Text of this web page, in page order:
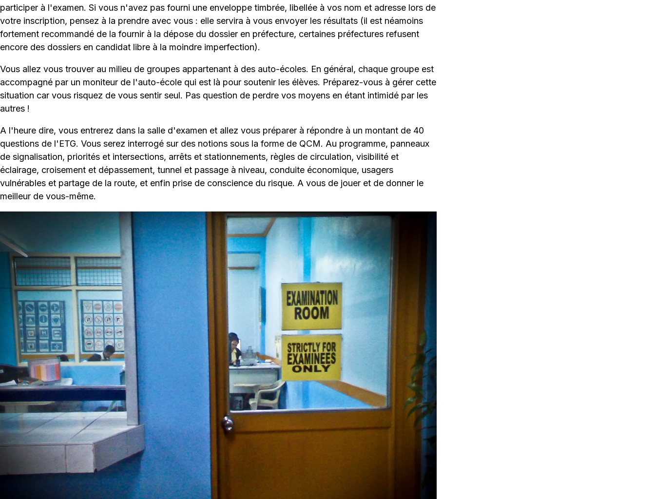
participer à l'examen. Si vous n'avez pas fourni une enveloppe timbrée, libellée à vos nom et adresse lors de
votre inscription, pensez à la prendre avec vous : elle servira à vous envoyer les résultats (il est néamoins
fortement recommandé de la fournir à la dépose du dossier en préfecture, certaines préfectures refusent
encore des dossiers en candidat libre à la moindre imperfection).
Vous allez vous trouver au milieu de groupes appartenant à des auto-écoles. En général, chaque groupe est
accompagné par un moniteur de l'auto-école qui est là pour soutenir les élèves. Préparez-vous à gérer cette
situation car vous risquez de vous sentir seul. Pas question de perdre vos moyens en étant intimidé par les
autres !
A l'heure dire, vous entrerez dans la salle d'examen et allez vous préparer à répondre à un montant de 40
questions de l'ETG. Vous serez interrogé sur des notions sous la forme de QCM. Au programme, panneaux
de signalisation, priorités et intersections, arrêts et stationnements, règles de circulation, visibilité et
éclairage, croisement et dépassement, tunnel et passage à niveau, conduite économique, usagers
vulnérables et partage de la route, et enfin prise de conscience du risque. A vous de jouer et de donner le
meilleur de vous-même.